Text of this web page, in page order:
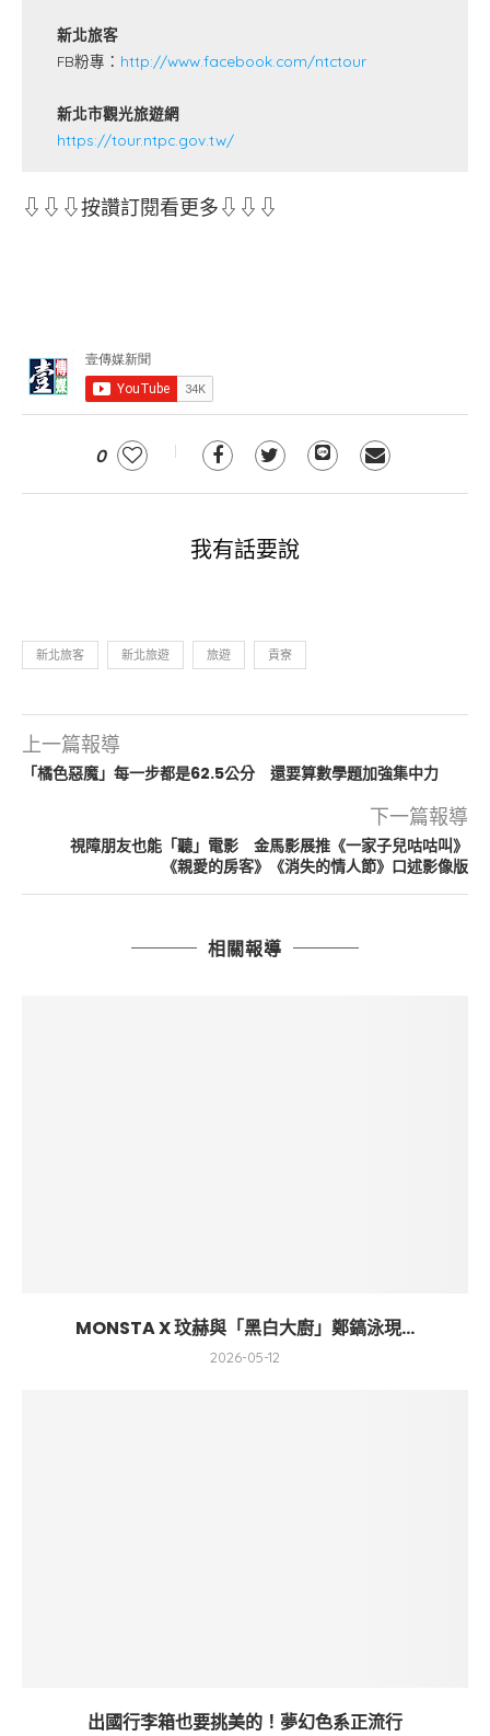
新北旅客
FB粉專： http://www.facebook.com/ntctour
新北市觀光旅遊網
https://tour.ntpc.gov.tw/
⇩⇩⇩按讚訂閱看更多⇩⇩⇩
0
我有話要說
新北旅客 新北旅遊 旅遊 貢寮
上一篇報導
「橘色惡魔」每一步都是62.5公分 還要算數學題加強集中力
下一篇報導
視障朋友也能「聽」電影 金馬影展推《一家子兒咕咕叫》
《親愛的房客》《消失的情人節》口述影像版
相關報導
MONSTA X 玟赫與「黑白大廚」鄭鎬泳現...
2026-05-12
出國行李箱也要挑美的！夢幻色系正流行